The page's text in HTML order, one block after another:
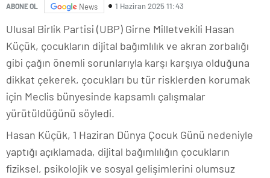
ABONE OL News 1 Haziran 2025 11:43
Ulusal Birlik Partisi (UBP) Girne Milletvekili Hasan
Küçük, çocukların dijital bağımlılık ve akran zorbalığı
gibi çağın önemli sorunlarıyla karşı karşıya olduğuna
dikkat çekerek, çocukları bu tür risklerden korumak
için Meclis bünyesinde kapsamlı çalışmalar
yürütüldüğünü söyledi.
Hasan Küçük, 1 Haziran Dünya Çocuk Günü nedeniyle
yaptığı açıklamada, dijital bağımlılığın çocukların
fiziksel, psikolojik ve sosyal gelişimlerini olumsuz